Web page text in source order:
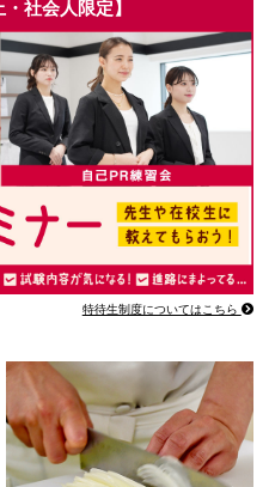
・社会人限定】
特待生制度についてはこちら